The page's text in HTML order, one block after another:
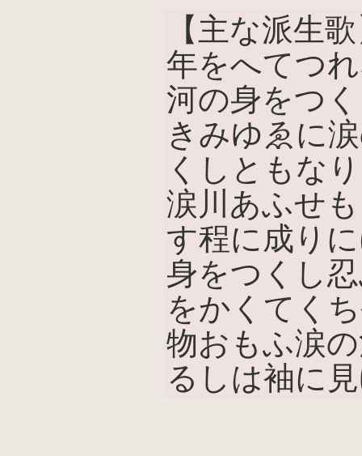
【主な派生
年をへてつ
河の身をつ
きみゆゑに
くしともな
涙川あふせ
す程に成り
身をつくし
をかくてく
物おもふ涙
るしは袖に